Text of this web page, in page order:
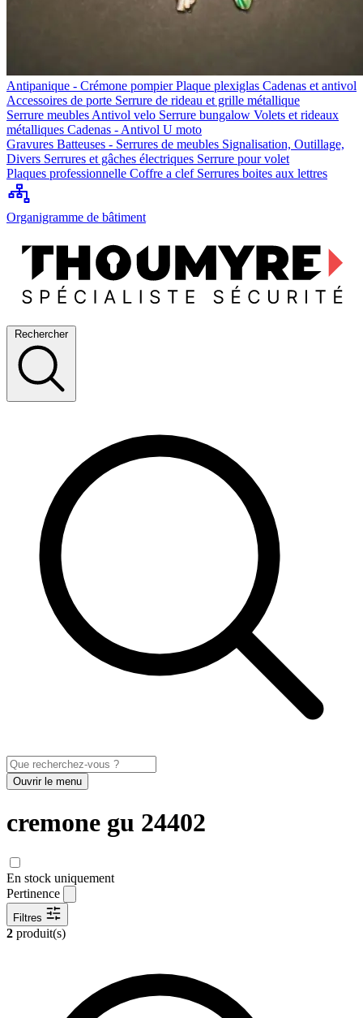
Antipanique - Crémone pompierPlaque plexiglas Cadenas et antivol
Accessoires de porte Serrure de rideau et grille métallique
Serrure meubles Antivol velo Serrure bungalow Volets et rideaux
métalliques Cadenas - Antivol U moto
Gravures Batteuses - Serrures de meubles Signalisation, Outillage,
Divers Serrures et gâches électriques Serrure pour volet
Plaques professionnelle Coffre a clef Serrures boites aux lettres
Organigramme de bâtiment
Rechercher
Ouvrir le menu
cremone gu 24402
En stock uniquement
Pertinence
Filtres
2 produit(s)